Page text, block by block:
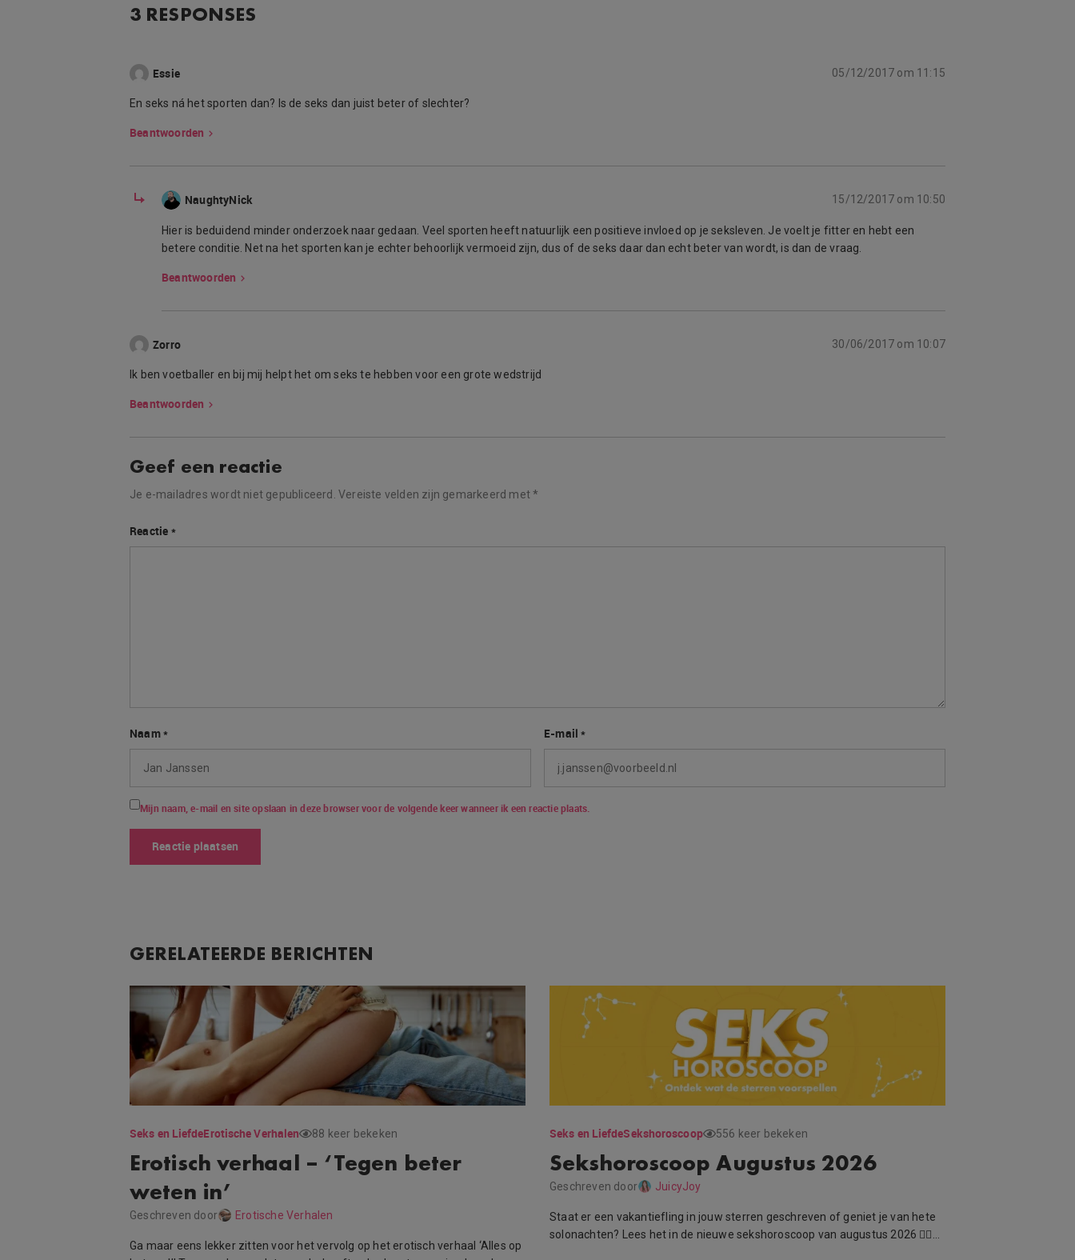
3 RESPONSES
Essie 05/12/2017 om 11:15
En seks ná het sporten dan? Is de seks dan juist beter of slechter?
Beantwoorden
NaughtyNick 15/12/2017 om 10:50
Hier is beduidend minder onderzoek naar gedaan. Veel sporten heeft natuurlijk een positieve invloed op je seksleven. Je voelt je fitter en hebt een
betere conditie. Net na het sporten kan je echter behoorlijk vermoeid zijn, dus of de seks daar dan echt beter van wordt, is dan de vraag.
Beantwoorden
Zorro 30/06/2017 om 10:07
Ik ben voetballer en bij mij helpt het om seks te hebben voor een grote wedstrijd
Beantwoorden
Geef een reactie
Je e-mailadres wordt niet gepubliceerd. Vereiste velden zijn gemarkeerd met*
Reactie *
Naam* E-mail*
Mijn naam, e-mail en site opslaan in deze browser voor de volgende keer wanneer ik een reactie plaats.
GERELATEERDE BERICHTEN
Seks en LiefdeErotische Verhalen 88 keer bekeken
Erotisch verhaal – ‘Tegen beter
weten in’
Geschreven door Erotische Verhalen
Ga maar eens lekker zitten voor het vervolg op het erotisch verhaal ‘Alles op
Seks en LiefdeSekshoroscoop 556 keer bekeken
Sekshoroscoop Augustus 2026
Geschreven door JuicyJoy
Staat er een vakantiefling in jouw sterren geschreven of geniet je van hete
solonachten? Lees het in de nieuwe sekshoroscoop van augustus 2026 ❤️‍🔥…